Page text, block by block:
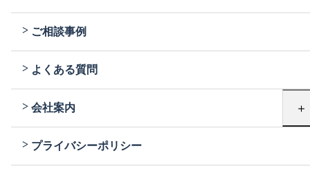
ご相談事例
よくある質問
会社案内 ＋
プライバシーポリシー